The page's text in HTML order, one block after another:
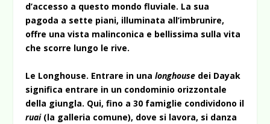
d’accesso a questo mondo fluviale. La sua
pagoda a sette piani, illuminata all’imbrunire,
offre una vista malinconica e bellissima sulla vita
che scorre lungo le rive.
Le Longhouse. Entrare in unalonghouse dei Dayak
significa entrare in un condominio orizzontale
della giungla. Qui, fino a 30 famiglie condividono il
ruai(la galleria comune), dove si lavora, si danza